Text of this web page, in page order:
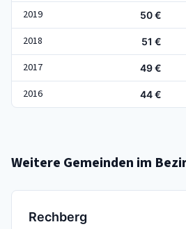
2019 50 €
2018
51 €
2017
49 €
2016
44 €
Weitere Gemeinden im
Rechberg